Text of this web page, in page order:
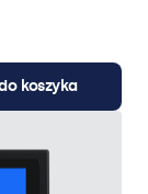
koszyka